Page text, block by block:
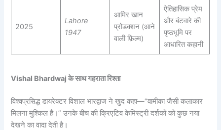
2025
Lahore
1947
आमिर खान
प्रोडक्शन (आने
वाली फ़िल्म)
ऐतिहासिक प्रेम
और बंटवारे की
पृष्ठभूमि पर
आधारित कहानी
Vishal Bhardwaj के साथ गहराता रिश्ता
विश्वप्रसिद्ध डायरेक्टर विशाल भारद्वाज ने खुद कहा—“वामीका जैसी कलाकार
मिलना मुश्किल है।” उनके बीच की क्रिएटिव केमिस्ट्री दर्शकों को कुछ नया
देखने का वादा देती है।